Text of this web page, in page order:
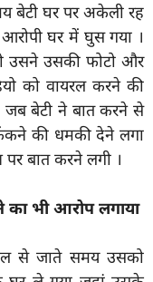
बेटी घर पर अकेली रह
घर में घुस गया ।
उसने उसकी फोटो और
को वायरल करने की
बेटी ने बात करने से
की धमकी देने लगा
बात करने लगी ।
का भी आरोप लगाया
से जाते समय उसको